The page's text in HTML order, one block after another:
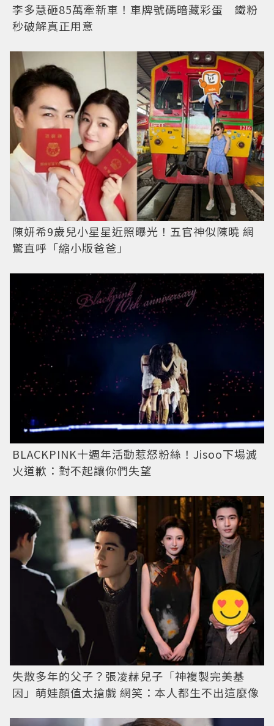
李多慧砸85萬牽新車！車牌號碼暗藏彩蛋 鐵粉
秒破解真正用意
陳妍希9歲兒小星星近照曝光！五官神似陳曉 網
驚直呼「縮小版爸爸」
BLACKPINK十週年活動惹怒粉絲！Jisoo下場滅
火道歉：對不起讓你們失望
失散多年的父子？張凌赫兒子「神複製完美基
因」萌娃顏值太搶戲 網笑：本人都生不出這麼像